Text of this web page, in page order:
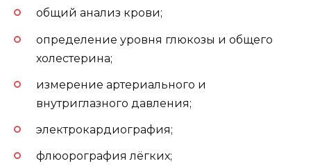
общий анализ крови;
определение уровня глюкозы и общего
холестерина;
измерение артериального и
внутриглазного давления;
электрокардиография;
флюорография лёгких;